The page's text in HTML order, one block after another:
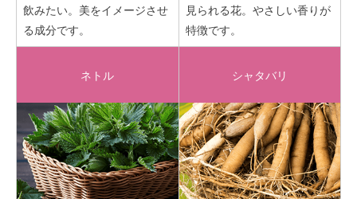
飲みたい。美をイメージさせ
る成分です。
見られる花。やさしい香りが
特徴です。
ネトル シャタバリ